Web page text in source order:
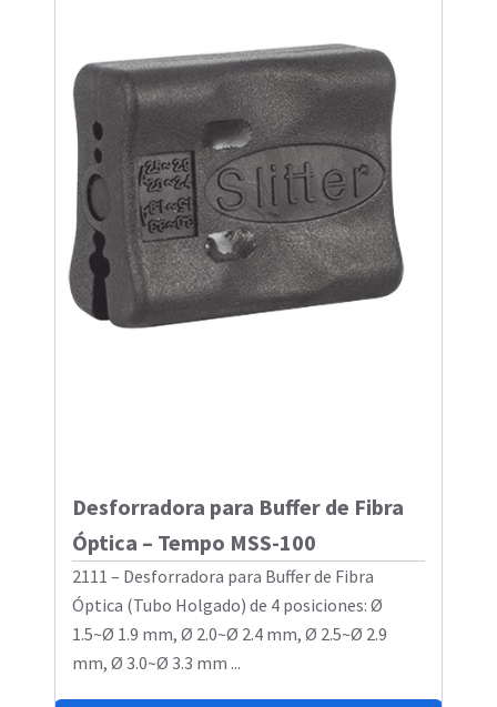
Desforradora para Buffer de Fibra
Óptica – Tempo MSS-100
2111 – Desforradora para Buffer de Fibra
Óptica (Tubo Holgado) de 4 posiciones: Ø
1.5~Ø 1.9 mm, Ø 2.0~Ø 2.4 mm, Ø 2.5~Ø 2.9
mm, Ø 3.0~Ø 3.3 mm ...